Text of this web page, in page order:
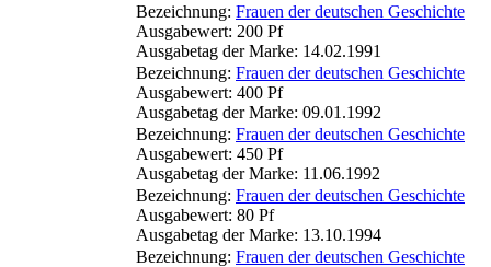
Bezeichnung: Frauen der deutschen Geschichte
Ausgabewert: 200 Pf
Ausgabetag der Marke: 14.02.1991
Bezeichnung: Frauen der deutschen Geschichte
Ausgabewert: 400 Pf
Ausgabetag der Marke: 09.01.1992
Bezeichnung: Frauen der deutschen Geschichte
Ausgabewert: 450 Pf
Ausgabetag der Marke: 11.06.1992
Bezeichnung: Frauen der deutschen Geschichte
Ausgabewert: 80 Pf
Ausgabetag der Marke: 13.10.1994
Bezeichnung: Frauen der deutschen Geschichte